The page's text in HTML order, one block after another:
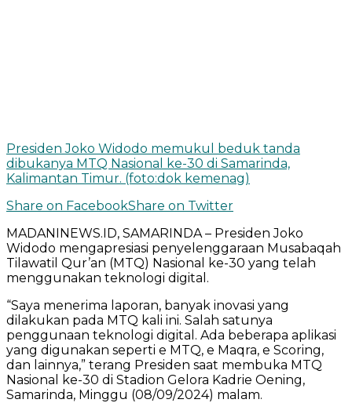
Presiden Joko Widodo memukul beduk tanda
dibukanya MTQ Nasional ke-30 di Samarinda,
Kalimantan Timur. (foto:dok kemenag)
Share on FacebookShare on Twitter
MADANINEWS.ID, SAMARINDA – Presiden Joko
Widodo mengapresiasi penyelenggaraan Musabaqah
Tilawatil Qur’an (MTQ) Nasional ke-30 yang telah
menggunakan teknologi digital.
“Saya menerima laporan, banyak inovasi yang
dilakukan pada MTQ kali ini. Salah satunya
penggunaan teknologi digital. Ada beberapa aplikasi
yang digunakan seperti e MTQ, e Maqra, e Scoring,
dan lainnya,” terang Presiden saat membuka MTQ
Nasional ke-30 di Stadion Gelora Kadrie Oening,
Samarinda, Minggu (08/09/2024) malam.